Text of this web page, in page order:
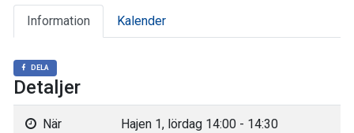
Information Kalender
DELA
Detaljer
När Hajen 1, lördag 14:00 - 14:30